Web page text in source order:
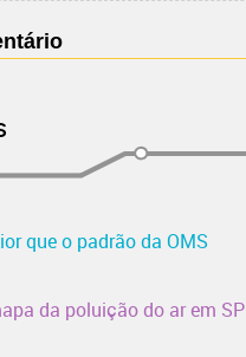
que o padrão da OMS
da poluição do ar em SP